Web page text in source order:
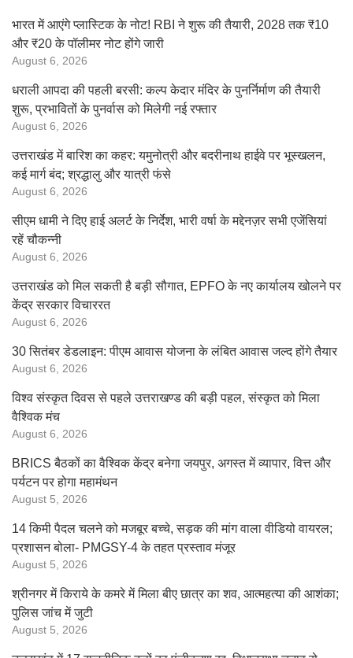
भारत में आएंगे प्लास्टिक के नोट! RBI ने शुरू की तैयारी, 2028 तक ₹10
और ₹20 के पॉलीमर नोट होंगे जारी
August 6, 2026
धराली आपदा की पहली बरसी: कल्प केदार मंदिर के पुनर्निर्माण की तैयारी
शुरू, प्रभावितों के पुनर्वास को मिलेगी नई रफ्तार
August 6, 2026
उत्तराखंड में बारिश का कहर: यमुनोत्री और बदरीनाथ हाईवे पर भूस्खलन,
कई मार्ग बंद; श्रद्धालु और यात्री फंसे
August 6, 2026
सीएम धामी ने दिए हाई अलर्ट के निर्देश, भारी वर्षा के मद्देनज़र सभी एजेंसियां
रहें चौकन्नी
August 6, 2026
उत्तराखंड को मिल सकती है बड़ी सौगात, EPFO के नए कार्यालय खोलने पर
केंद्र सरकार विचाररत
August 6, 2026
30 सितंबर डेडलाइन: पीएम आवास योजना के लंबित आवास जल्द होंगे तैयार
August 6, 2026
विश्व संस्कृत दिवस से पहले उत्तराखण्ड की बड़ी पहल, संस्कृत को मिला
वैश्विक मंच
August 6, 2026
BRICS बैठकों का वैश्विक केंद्र बनेगा जयपुर, अगस्त में व्यापार, वित्त और
पर्यटन पर होगा महामंथन
August 5, 2026
14 किमी पैदल चलने को मजबूर बच्चे, सड़क की मांग वाला वीडियो वायरल;
प्रशासन बोला- PMGSY-4 के तहत प्रस्ताव मंजूर
August 5, 2026
श्रीनगर में किराये के कमरे में मिला बीए छात्र का शव, आत्महत्या की आशंका;
पुलिस जांच में जुटी
August 5, 2026